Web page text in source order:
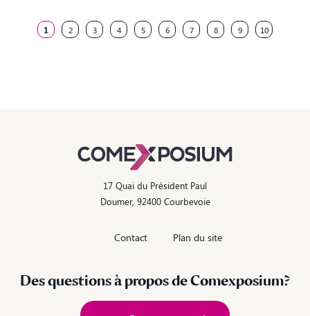
1 2 3 4 5 6 7 8 9 10
Des questions à propos de Comexposium?
17 Quai du Président Paul
Doumer, 92400 Courbevoie
Contact Plan du site